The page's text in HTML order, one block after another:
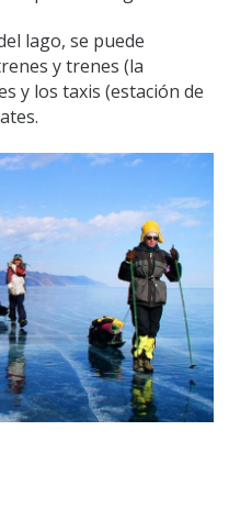
lago, se puede
y trenes (la
y los taxis (estación de